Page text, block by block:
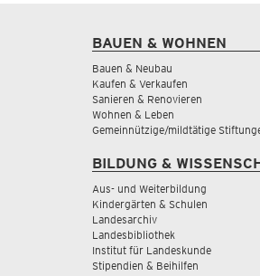
BAUEN & WOHNEN
Bauen & Neubau
Kaufen & Verkaufen
Sanieren & Renovieren
Wohnen & Leben
Gemeinnützige/mildtätige
BILDUNG &
Aus- und Weiterbildung
Kindergärten & Schulen
Landesarchiv
Landesbibliothek
Institut für Landeskunde
Stipendien & Beihilfen